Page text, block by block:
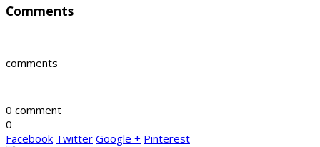
Comments
comments
0 comment
0
Facebook Twitter Google + Pinterest